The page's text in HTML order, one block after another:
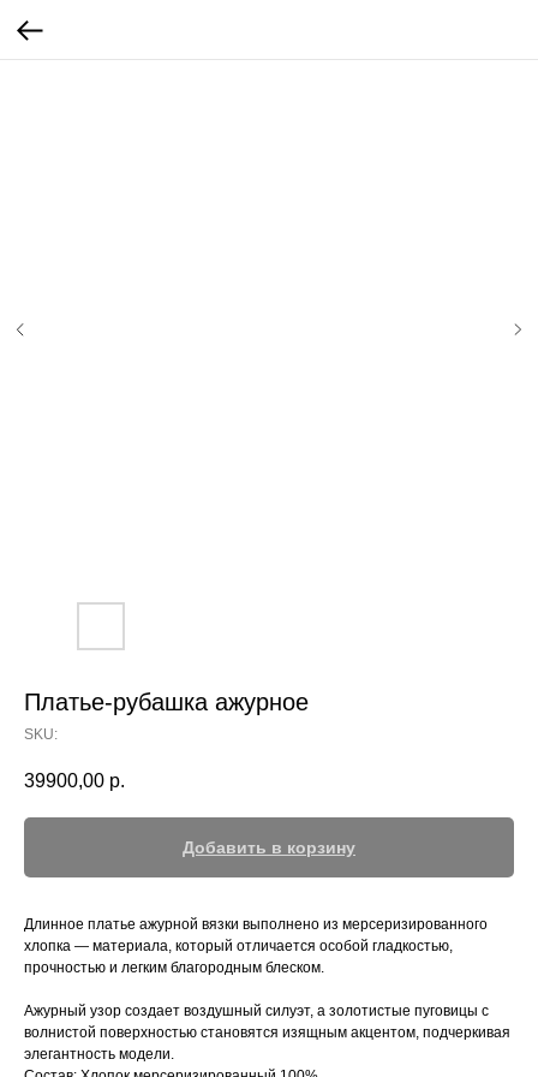
Платье-рубашка ажурное
SKU:
39900,00 р.
Добавить в корзину
Длинное платье ажурной вязки выполнено из мерсеризированного
хлопка — материала, который отличается особой гладкостью,
прочностью и легким благородным блеском.
Ажурный узор создает воздушный силуэт, а золотистые пуговицы с
волнистой поверхностью становятся изящным акцентом, подчеркивая
элегантность модели.